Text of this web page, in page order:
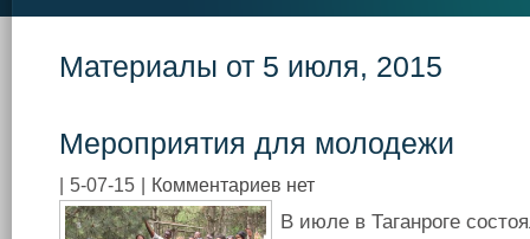
Материалы от 5 июля, 2015
Мероприятия для молодежи
5-07-15 Комментариев нет
В июле в Таганроге